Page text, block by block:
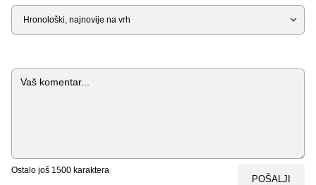
Sortiraj
Komentar
Ostalo još 1500 karaktera
POŠALJI